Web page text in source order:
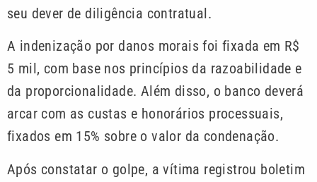
seu dever de diligência contratual.
A indenização por danos morais foi fixada em R$
5 mil, com base nos princípios da razoabilidade e
da proporcionalidade. Além disso, o banco deverá
arcar com as custas e honorários processuais,
fixados em 15% sobre o valor da condenação.
Após constatar o golpe, a vítima registrou boletim